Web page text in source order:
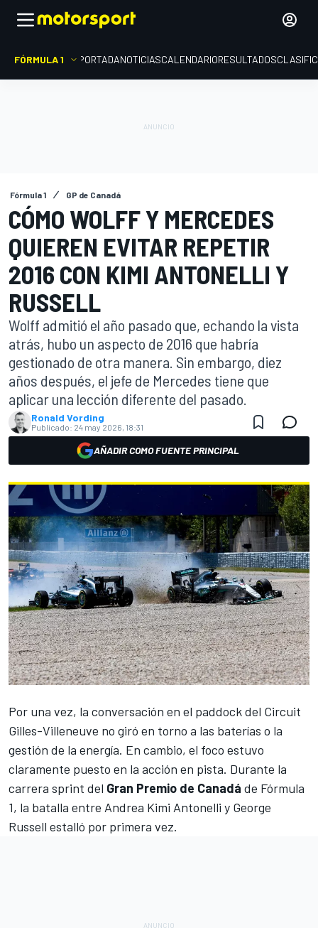
FÓRMULA 1 PORTADANOTICIASCALENDARIORESULTADOS
Fórmula 1 GP de Canadá
CÓMO WOLFF Y MERCEDES
QUIEREN EVITAR REPETIR
2016 CON KIMI ANTONELLI Y
RUSSELL
Wolff admitió el año pasado que, echando la vista
atrás, hubo un aspecto de 2016 que habría
gestionado de otra manera. Sin embargo, diez
años después, el jefe de Mercedes tiene que
aplicar una lección diferente del pasado.
Ronald Vording
Publicado: 24 may 2026, 18:31
AÑADIR COMO FUENTE PRINCIPAL
Por una vez, la conversación en el paddock del Circuit
Gilles-Villeneuve no giró en torno a las baterías o la
gestión de la energía. En cambio, el foco estuvo
claramente puesto en la acción en pista. Durante la
carrera sprint del Gran Premio de Canadá de Fórmula
1, la batalla entre Andrea Kimi Antonelli y George
Russell estalló por primera vez.